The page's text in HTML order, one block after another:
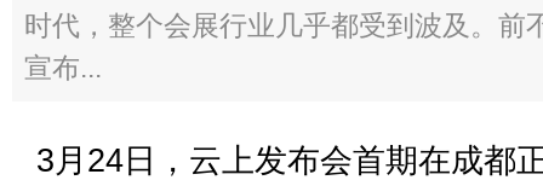
时代，整个会展行业几乎都受到波及。前
宣布...
3月24日，云上发布会首期在成都